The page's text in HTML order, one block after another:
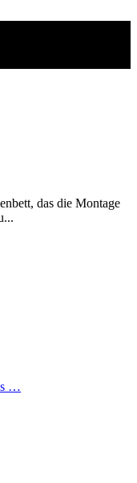
das die Montage
…